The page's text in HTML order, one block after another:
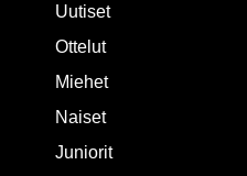
Uutiset
Ottelut
Miehet
Naiset
Juniorit